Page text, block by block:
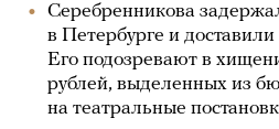
Серебренникова
в Петербурге и
Его подозревают в
рублей, выделенных из
на театральные